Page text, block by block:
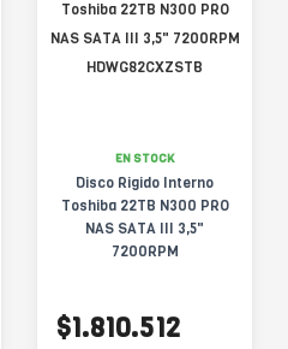
EN STOCK
Disco Rigido Interno
Toshiba 22TB N300 PRO
NAS SATA III 3,5"
7200RPM
$1.810.512